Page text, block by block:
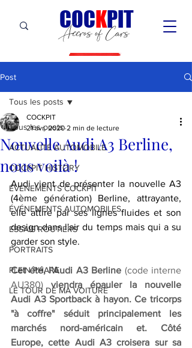
Accros of Cars
COCKPIT
Post
Tous les posts
ACTUALITÉ AUTOMOBILE
COCKPIT HiSTORY
ÉVÉNEMENTS COCKPIT
ÉVÉNEMENTS AUTOMOBILES
ESSAIS ROUTIERS
PORTRAITS
PLEIN PHARE
LE TOUR DE MA VOITURE
Tous les posts
Nouvelle Audi A3 Berline,
nous voilà !
COCKPIT
21 avr. 2020 2 min de lecture
Audi vient de présenter la nouvelle A3
(4ème génération) Berline, attrayante,
elle attire par ses lignes fluides et son
design dans l'air du temps mais qui a su
garder son style.
Cet été, l'Audi A3 Berline (code interne
AU380) viendra épauler la nouvelle
Audi A3 Sportback à hayon. Ce tricorps
"à coffre" séduit principalement les
marchés nord-américain et. Côté
Europe, cette Audi A3 croisera sur sa